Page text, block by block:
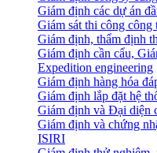
Giám định các dự án
Giám sát thi công công
Giám định, thẩm định
Giám định cần cẩu,
Expedition engineering
Giám định hàng hóa
Giám định lắp đặt hệ
Giám định và Đại diện
Giám định và chứng
ISIRI